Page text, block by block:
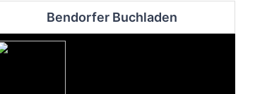
Bendorfer Buchladen